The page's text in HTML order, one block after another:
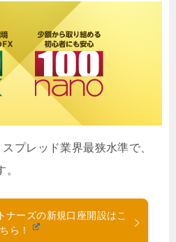
プレッド業界最狭水準で、
ナーズの新規口座開設はこ
ちら！